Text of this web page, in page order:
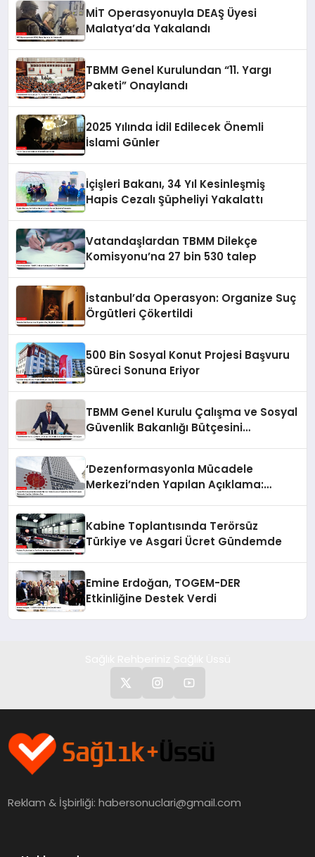
MİT Operasyonuyla DEAŞ Üyesi
Malatya’da Yakalandı
TBMM Genel Kurulundan “11. Yargı
Paketi” Onaylandı
2025 Yılında İdil Edilecek Önemli
İslami Günler
İçişleri Bakanı, 34 Yıl Kesinleşmiş
Hapis Cezalı Şüpheliyi Yakalattı
Vatandaşlardan TBMM Dilekçe
Komisyonu’na 27 bin 530 talep
İstanbul’da Operasyon: Organize Suç
Örgütleri Çökertildi
500 Bin Sosyal Konut Projesi Başvuru
Süreci Sonuna Eriyor
TBMM Genel Kurulu Çalışma ve Sosyal
Güvenlik Bakanlığı Bütçesini
‘Dezenformasyonla Mücadele
Merkezi’nden Yapılan Açıklama:
Kabine Toplantısında Terörsüz
Türkiye ve Asgari Ücret Gündemde
Emine Erdoğan, TOGEM-DER
Etkinliğine Destek Verdi
Reklam & İşbirliği:habersonuclari@gmail.com